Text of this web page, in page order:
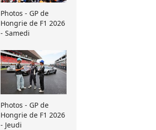
Photos - GP de
Hongrie de F1 2026
- Samedi
Photos - GP de
Hongrie de F1 2026
- Jeudi